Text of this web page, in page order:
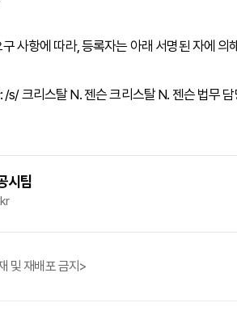
사항에 따라, 등록자는 아래 서명된 자에 의
크리스탈 N. 젠슨 크리스탈 N. 젠슨 법무
시팀
및 재배포 금지>